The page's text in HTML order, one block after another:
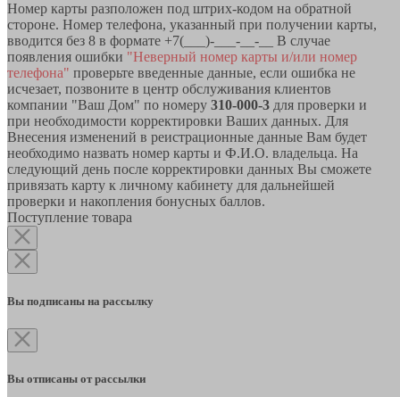
Номер карты разположен под штрих-кодом на обратной
стороне. Номер телефона, указанный при получении карты,
вводится без 8 в формате +7(___)-___-__-__ В случае
появления ошибки "Неверный номер карты и/или номер
телефона" проверьте введенные данные, если ошибка не
исчезает, позвоните в центр обслуживания клиентов
компании "Ваш Дом" по номеру 310-000-3 для проверки и
при необходимости корректировки Ваших данных. Для
Внесения изменений в реистрационные данные Вам будет
необходимо назвать номер карты и Ф.И.О. владельца. На
следующий день после корректировки данных Вы сможете
привязать карту к личному кабинету для дальнейшей
проверки и накопления бонусных баллов.
Поступление товара
Вы подписаны на рассылку
Вы отписаны от рассылки